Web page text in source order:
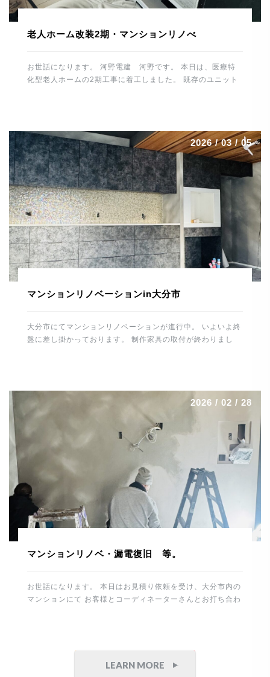
老人ホーム改装2期・マンションリノべ
お世話になります。 河野電建 河野です。 本日は、医療特
化型老人ホームの2期工事に着工しました。 既存のユニット
りがとうございました。 これから仕上げに向け、造作工事
電気工事、給排水工事とスムーズに進めるよう 段取りしてい
きたいと思います。 場所は変わって、大分市内で進行中の
マンションリノベーションはいよいよ最終段階です。 毛足の
長いカーペットを施工。 カーペット工事は職人さんの数も少
なくなっており、 貴重な技術です。綺麗に仕上げていただき
ありがとうございました。 トーヨーキッチンも施工が終わり
一安心。 圧倒的な存在感です。 細心の注意を払っての作業
で最後まで緊張感がありました。 残すはメンテ […]
2026 / 03 / 05
マンションリノベーションin大分市
大分市にてマンションリノベーションが進行中。 いよいよ終
盤に差し掛かっております。 制作家具の取付が終わりまし
後の大物はキッチンの施工。 トーヨーキッチンを据えればあ
とはメンテナンスとなります。 養生をはずすのが楽しみで
す。 最後まで丁寧に頑張りたいと思います。 では、明日も
ご安全に。 よろしくお願いします。 河野
2026 / 02 / 28
マンションリノベ・漏電復旧 等。
お世話になります。 本日はお見積り依頼を受け、大分市内の
マンションにて お客様とコーディネーターさんとお打ち合わ
で職人さんも専属の方に依頼しております。 重厚感のある石
目とコンクリート調の仕上げ。 完成が楽しみです。 これか
LEARN MORE